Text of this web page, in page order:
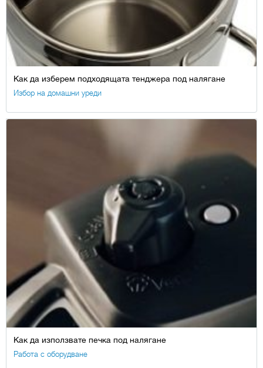
Как да изберем подходящата тенджера под налягане
Избор на домашни уреди
Как да използвате печка под налягане
Работа с оборудване